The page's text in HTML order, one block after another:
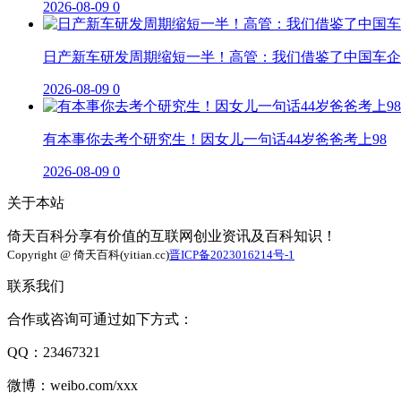
2026-08-09 0
日产新车研发周期缩短一半！高管：我们借鉴了中国车
2026-08-09 0
有本事你去考个研究生！因女儿一句话44岁爸爸考上98
2026-08-09 0
关于本站
倚天百科分享有价值的互联网创业资讯及百科知识！
Copyright @ 倚天百科(yitian.cc)晋ICP备2023016214号-1
联系我们
合作或咨询可通过如下方式：
QQ：23467321
微博：weibo.com/xxx